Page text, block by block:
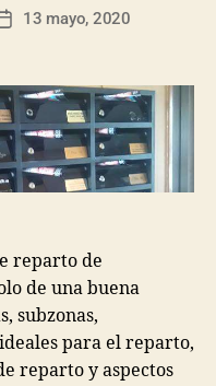
13 mayo, 2020
reparto de
de una buena
subzonas,
para el reparto,
reparto y aspectos